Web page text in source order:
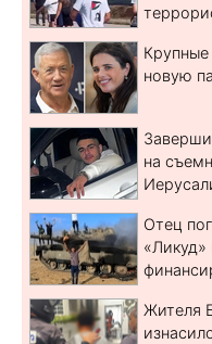
Крупные
новую
на
Отец
Жителя